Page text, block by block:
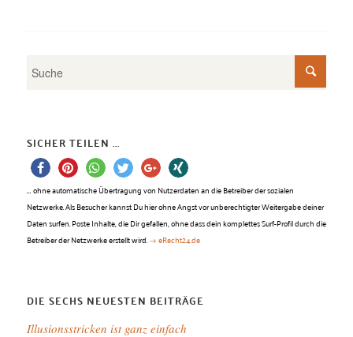
SICHER TEILEN ...
…ohne automatische Übertragung von Nutzerdaten an die Betreiber der sozialen
Netzwerke. Als Besucher kannst Du hier ohne Angst vor unberechtigter Weitergabe deiner
Daten surfen. Poste Inhalte, die Dir gefallen, ohne dass dein komplettes Surf-Profil durch die
Betreiber der Netzwerke erstellt wird.→ eRecht24.de
DIE SECHS NEUESTEN BEITRÄGE
Illusionsstricken ist ganz einfach